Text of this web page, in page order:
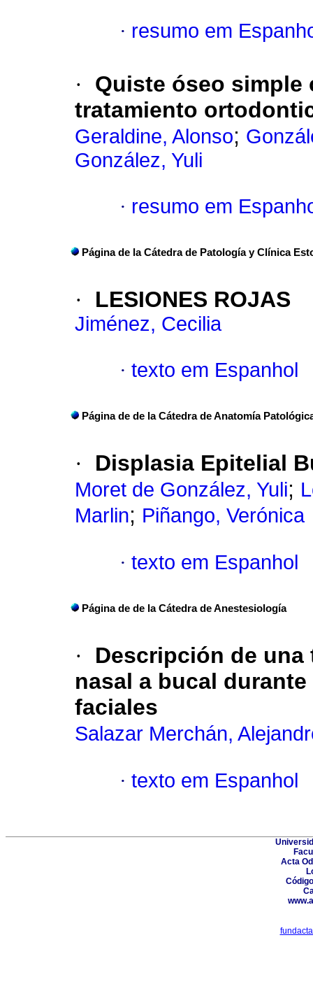
· resumo em
·
Quiste óseo
tratamiento
Geraldine, Alonso;
González, Yuli
· resumo em
Página de la Cátedra de Patología y Clínica
· LESIONES ROJAS
Jiménez, Cecilia
· texto em Espanhol
Página de de la Cátedra de Anatomía
· Displasia Epitelial
Moret de González, Yuli;
Marlin; Piñango, Verónica
· texto em Espanhol
Página de de la Cátedra de Anestesiología
·
Descripción de
nasal a bucal
faciales
Salazar Merchán,
· texto em Espanhol
Acta